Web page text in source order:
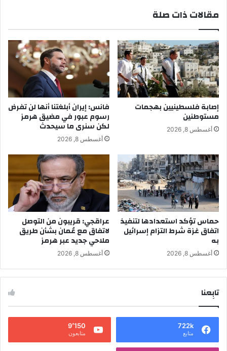
مقالات ذات صلة
إصابة فلسطينيين بهجمات
مستوطنين
أغسطس 8, 2026
فانس: إيران أبلغتنا أنها لن تفرض
رسوم عبور في مضيق هرمز
لكن سنرى ما سيحدث
أغسطس 8, 2026
حماس تؤكد استعدادها لتنفيذ
اتفاق غزة شرط التزام إسرائيل
به
أغسطس 8, 2026
عراقجي: قريبون من التوصل
لاتفاق مع عُمان بشأن طريق
ملاحي جديد عبر هرمز
أغسطس 8, 2026
تابِعنا
722k
متابع
9٬150
متابعون